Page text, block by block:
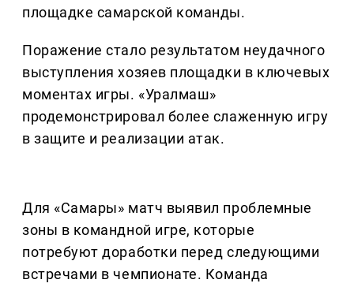
площадке самарской команды.
Поражение стало результатом неудачного
выступления хозяев площадки в ключевых
моментах игры. «Уралмаш»
продемонстрировал более слаженную игру
в защите и реализации атак.
Для «Самары» матч выявил проблемные
зоны в командной игре, которые
потребуют доработки перед следующими
встречами в чемпионате. Команда